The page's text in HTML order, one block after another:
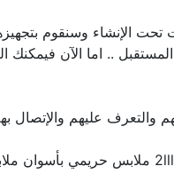
الإنشاء وسنقوم
.. اما الآن
عليهم والإتصال